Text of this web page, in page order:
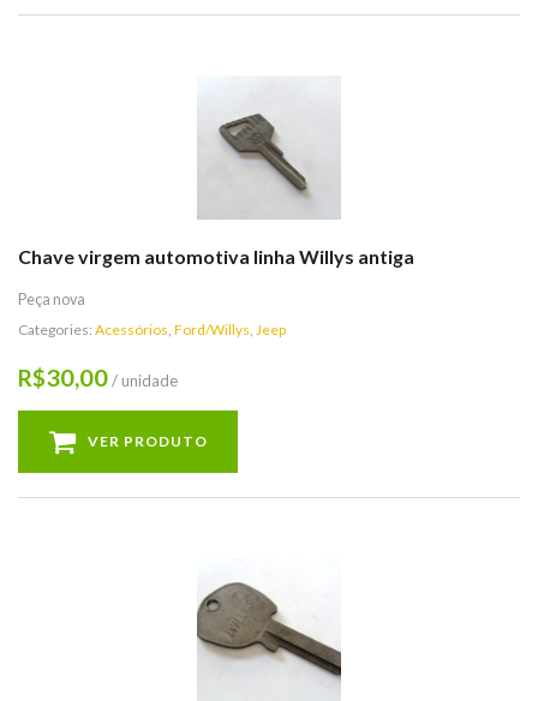
Chave virgem automotiva linha Willys antiga
Peça nova
Categories: Acessórios, Ford/Willys, Jeep
R$30,00/ unidade
VER PRODUTO